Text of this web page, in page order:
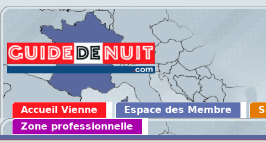
Accueil Vienne Espace des Membre
Zone professionnelle